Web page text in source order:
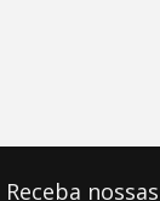
Receba